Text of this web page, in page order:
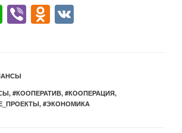
W
s
A
p
Vi O
kl
a
, #КООПЕРАТИВ, #КООПЕРАЦИЯ,
, #ЭКОНОМИКА